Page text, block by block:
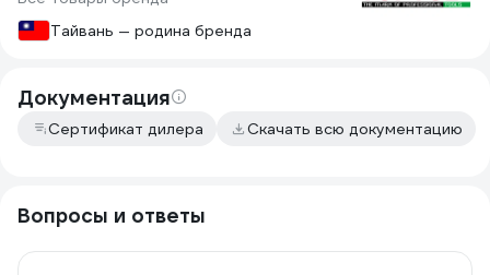
Тайвань — родина бренда
Документация
Сертификат дилера Скачать всю документацию
Вопросы и ответы